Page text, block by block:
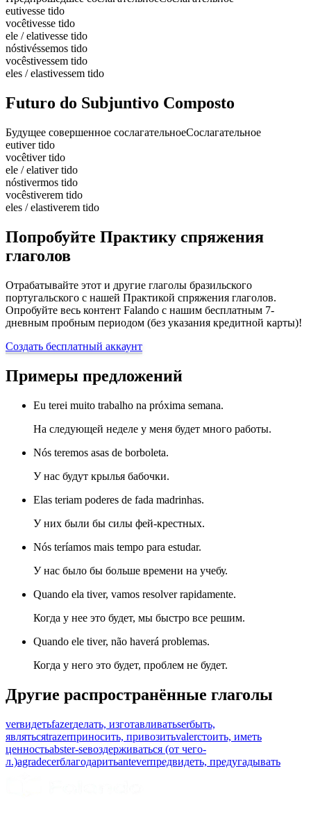
eutivesse tido
vocêtivesse tido
ele / elativesse tido
nóstivéssemos tido
vocêstivessem tido
eles / elastivessem tido
Futuro do Subjuntivo Composto
Будущее совершенное сослагательноеСослагательное
eutiver tido
vocêtiver tido
ele / elativer tido
nóstivermos tido
vocêstiverem tido
eles / elastiverem tido
Попробуйте Практику спряжения
глаголов
Отрабатывайте этот и другие глаголы бразильского
португальского с нашей Практикой спряжения глаголов.
Опробуйте весь контент Falando с нашим бесплатным 7-
дневным пробным периодом (без указания кредитной карты)!
Создать бесплатный аккаунт
Примеры предложений
Eu terei muito trabalho na próxima semana.
На следующей неделе у меня будет много работы.
Nós teremos asas de borboleta.
У нас будут крылья бабочки.
Elas teriam poderes de fada madrinhas.
У них были бы силы фей-крестных.
Nós teríamos mais tempo para estudar.
У нас было бы больше времени на учебу.
Quando ela tiver, vamos resolver rapidamente.
Когда у нее это будет, мы быстро все решим.
Quando ele tiver, não haverá problemas.
Когда у него это будет, проблем не будет.
Другие распространённые глаголы
verвидетьfazerделать, изготавливатьserбыть,
являтьсяtrazerприносить, привозитьvalerстоить, иметь
ценностьabster-seвоздерживаться (от чего-
л.)agradecerблагодаритьanteverпредвидеть, предугадывать